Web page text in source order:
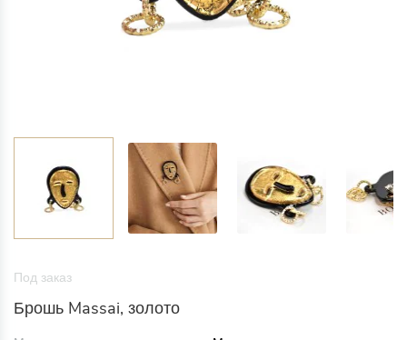
Под заказ
Брошь Massai, золото